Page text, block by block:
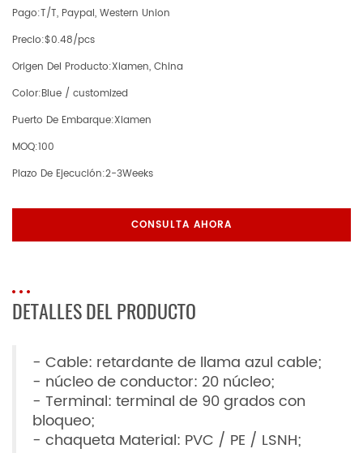
Pago:T/T, Paypal, Western Union
Precio:$0.48/pcs
Origen Del Producto:Xiamen, China
Color:Blue / customized
Puerto De Embarque:Xiamen
MOQ:100
Plazo De Ejecución:2-3Weeks
CONSULTA AHORA
DETALLES DEL PRODUCTO
- Cable: retardante de llama azul cable;
- núcleo de conductor: 20 núcleo;
- Terminal: terminal de 90 grados con
bloqueo;
- chaqueta Material: PVC / PE / LSNH;